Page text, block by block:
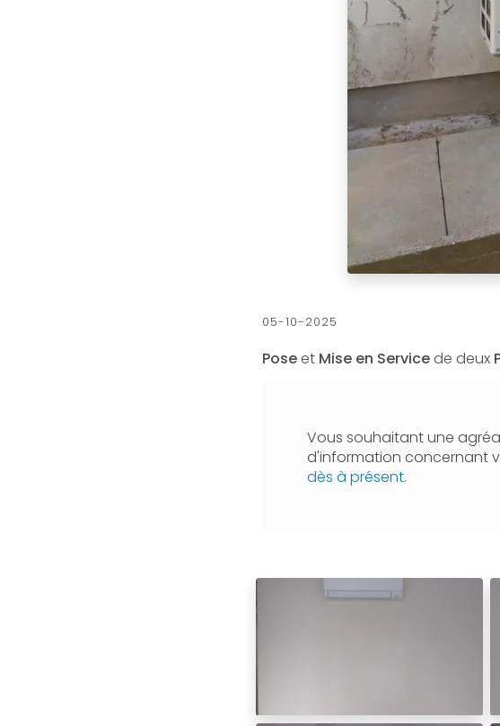
05-10-2025
Poseet Mise en Servicede deux
Vous souhaitant une
d'information concernant
dès à présent.